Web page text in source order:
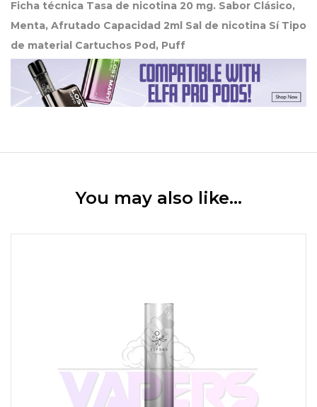
Ficha técnica Tasa de nicotina 20 mg. Sabor Clásico,
Menta, Afrutado Capacidad 2ml Sal de nicotina Sí Tipo
de material Cartuchos Pod, Puff
You may also like…